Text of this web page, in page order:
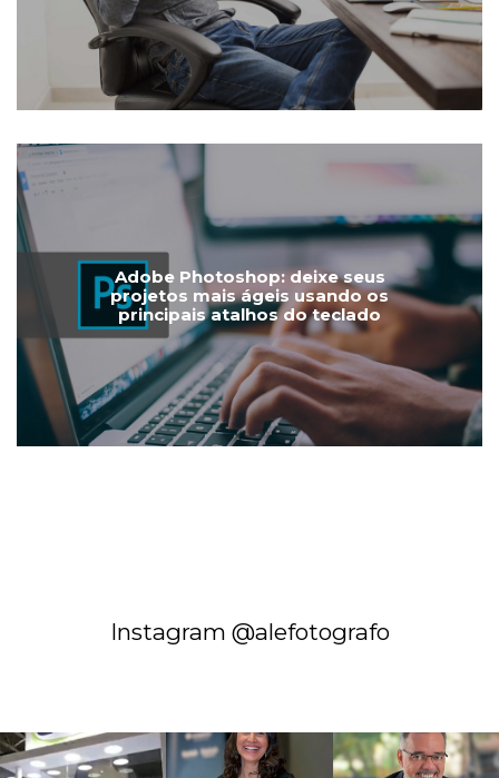
Adobe Photoshop: deixe seus
projetos mais ágeis usando os
principais atalhos do teclado
Instagram @alefotografo